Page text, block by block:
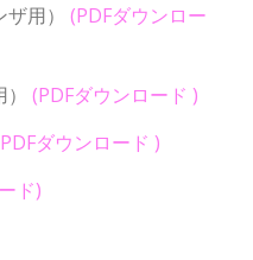
用）
(PDFダウンロー
(PDFダウンロード )
ダウンロード )
ド)